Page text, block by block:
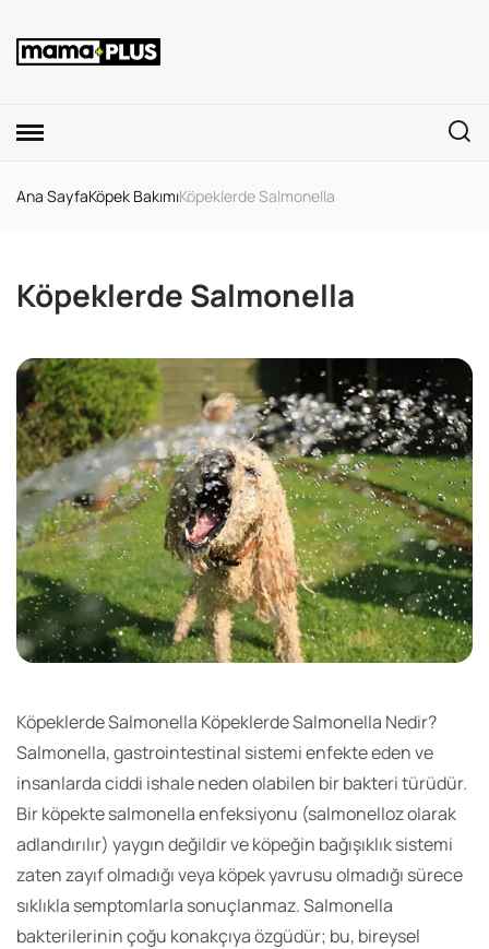
Ana SayfaKöpek BakımıKöpeklerde Salmonella
Köpeklerde Salmonella
Köpeklerde Salmonella Köpeklerde Salmonella Nedir?
Salmonella, gastrointestinal sistemi enfekte eden ve
insanlarda ciddi ishale neden olabilen bir bakteri türüdür.
Bir köpekte salmonella enfeksiyonu (salmonelloz olarak
adlandırılır) yaygın değildir ve köpeğin bağışıklık sistemi
zaten zayıf olmadığı veya köpek yavrusu olmadığı sürece
sıklıkla semptomlarla sonuçlanmaz. Salmonella
bakterilerinin çoğu konakçıya özgüdür; bu, bireysel